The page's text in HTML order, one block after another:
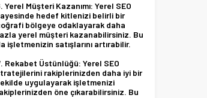
Yerel Müşteri Kazanımı: Yerel SEO
hedef kitlenizi belirli bir
bölgeye odaklayarak daha
yerel müşteri kazanabilirsiniz. Bu
işletmenizin satışlarını artırabilir.
Rekabet Üstünlüğü: Yerel SEO
rakiplerinizden daha iyi bir
uygulayarak işletmenizi
öne çıkarabilirsiniz. Bu